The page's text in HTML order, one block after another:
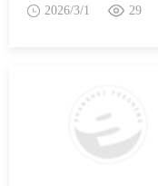
2026/3/1 29